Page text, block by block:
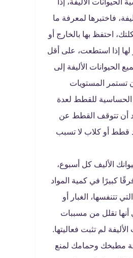
الأليفة، إذا
فاختبرها لمعرفة ما
احتفظ بها بالخارج أو
إذا استطعت، على أقل
الحيوانات الأليفة إلى
تستمر المستويات
الحساسية للقطط لعدة
أن تتوقف القطط عن
قطط أو كلاب لا تسبب
الأليف كل أسبوع،
كبيرًا في كمية المواد
تتنفسها، الغبار أو
أنها تقلل من مسببات
لم تثبت فعاليتها.
مطبخك وحمامك لمنع